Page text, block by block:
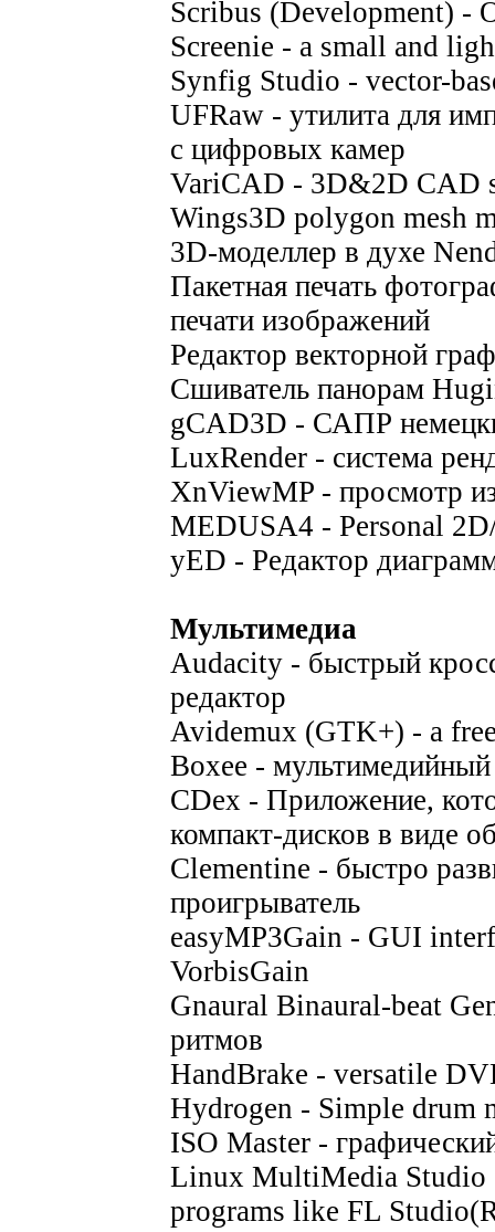
Scribus (Development) -
Screenie - a small and
Synfig Studio - vector-
UFRaw - утилита для
с цифровых камер
VariCAD - 3D&2D CAD
Wings3D polygon mesh
3D-моделлер в духе
Пакетная печать
печати изображений
Редактор векторной
Сшиватель панорам
gCAD3D - САПР
LuxRender - система
XnViewMP - просмотр
MEDUSA4 - Personal
yED - Редактор
Мультимедиа
Audacity - быстрый
редактор
Avidemux (GTK+) - a
Boxee - мультимедийный
CDex - Приложение,
компакт-дисков в виде
Clementine - быстро
проигрыватель
easyMP3Gain - GUI
VorbisGain
Gnaural Binaural-beat
ритмов
HandBrake - versatile
Hydrogen - Simple drum
ISO Master -
Linux MultiMedia Studio
programs like FL